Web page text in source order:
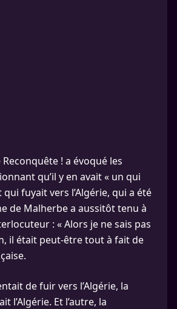
! a évoqué les
qu’il y en avait « un qui
fuyait vers l’Algérie, qui a été
de Malherbe a aussitôt tenu à
: « Alors je ne sais pas
il était peut-être tout à fait de
de fuir vers l’Algérie, la
l’Algérie. Et l’autre, la